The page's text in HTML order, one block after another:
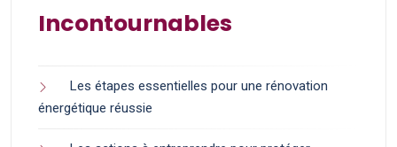
Incontournables
Les étapes essentielles pour une rénovation
énergétique réussie